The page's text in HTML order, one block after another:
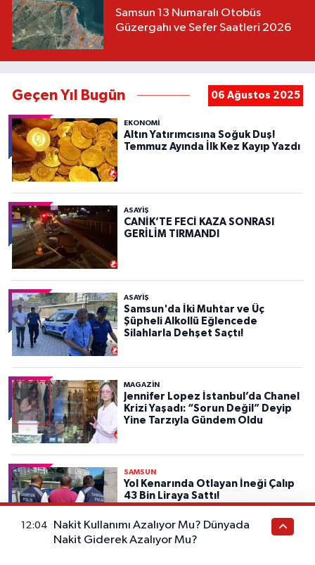
Samsun 13 Numaralı Otobüs
Güzergahı ve Sefer Saatleri 2026
Geçen Yıl Bugün 06 Ağustos 2025
EKONOMİ
Altın Yatırımcısına Soğuk Duş!
Temmuz Ayında İlk Kez Kayıp Yazdı
ASAYIŞ
CANİK’TE FECİ KAZA SONRASI
GERİLİM TIRMANDI
ASAYIŞ
Samsun'da İki Muhtar ve Üç
Şüpheli Alkollü Eğlencede
Silahlarla Dehşet Saçtı!
MAGAZİN
Jennifer Lopez İstanbul’da Chanel
Krizi Yaşadı: “Sorun Değil” Deyip
Yine Tarzıyla Gündem Oldu
SAMSUN
Yol Kenarında Otlayan İneği Çalıp
43 Bin Liraya Sattı!
12:04
Nakit Kullanımı Azalıyor Mu? Dünyada
Nakit Giderek Azalıyor Mu?